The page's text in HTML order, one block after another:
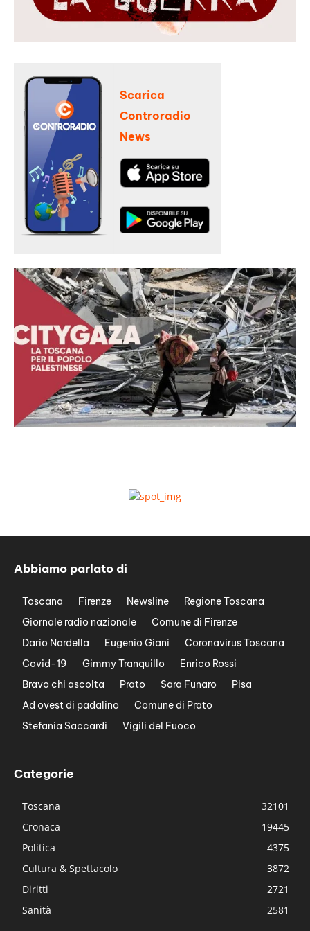
Scarica
Controradio
News
Abbiamo parlato di
Toscana Firenze Newsline
Regione Toscana
Giornale radio nazionale
Comune di Firenze
Dario Nardella
Eugenio Giani
Coronavirus Toscana
Covid-19
Gimmy Tranquillo
Enrico Rossi
Bravo chi ascolta
Prato Sara Funaro
Pisa
Ad ovest di padalino
Comune di Prato
Stefania Saccardi
Vigili del Fuoco
Categorie
Toscana
32101
Cronaca
19445
Politica
4375
Cultura & Spettacolo
3872
Diritti
2721
Sanità
2581